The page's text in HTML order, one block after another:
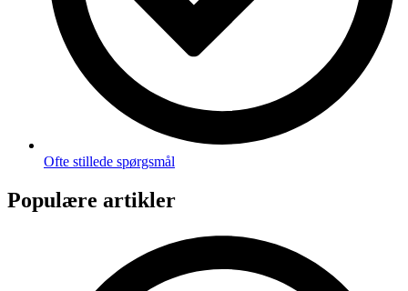
Ofte stillede spørgsmål
Populære artikler